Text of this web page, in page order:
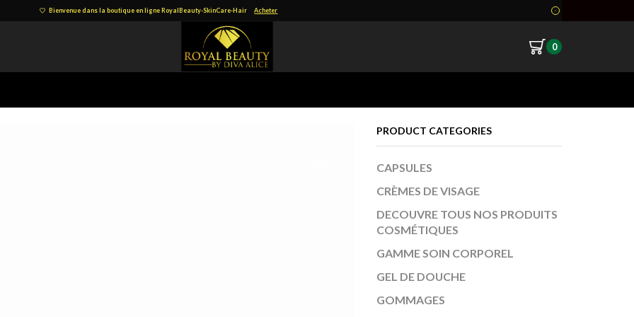
Bienvenue dans la boutique en ligne RoyalBeauty-SkinCare-Hair Acheter
0
PRODUCT CATEGORIES
CAPSULES
CRÈMES DE VISAGE
DECOUVRE TOUS NOS PRODUITS
COSMÉTIQUES
GAMME SOIN CORPOREL
GEL DE DOUCHE
GOMMAGES